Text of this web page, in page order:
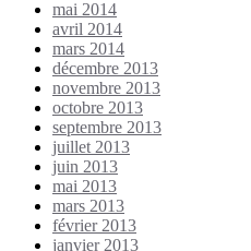
mai 2014
avril 2014
mars 2014
décembre 2013
novembre 2013
octobre 2013
septembre 2013
juillet 2013
juin 2013
mai 2013
mars 2013
février 2013
janvier 2013